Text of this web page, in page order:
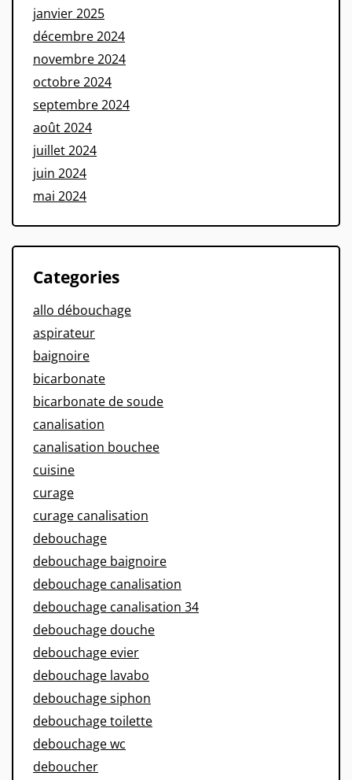
janvier 2025
décembre 2024
novembre 2024
octobre 2024
septembre 2024
août 2024
juillet 2024
juin 2024
mai 2024
Categories
allo débouchage
aspirateur
baignoire
bicarbonate
bicarbonate de soude
canalisation
canalisation bouchee
cuisine
curage
curage canalisation
debouchage
debouchage baignoire
debouchage canalisation
debouchage canalisation 34
debouchage douche
debouchage evier
debouchage lavabo
debouchage siphon
debouchage toilette
debouchage wc
deboucher